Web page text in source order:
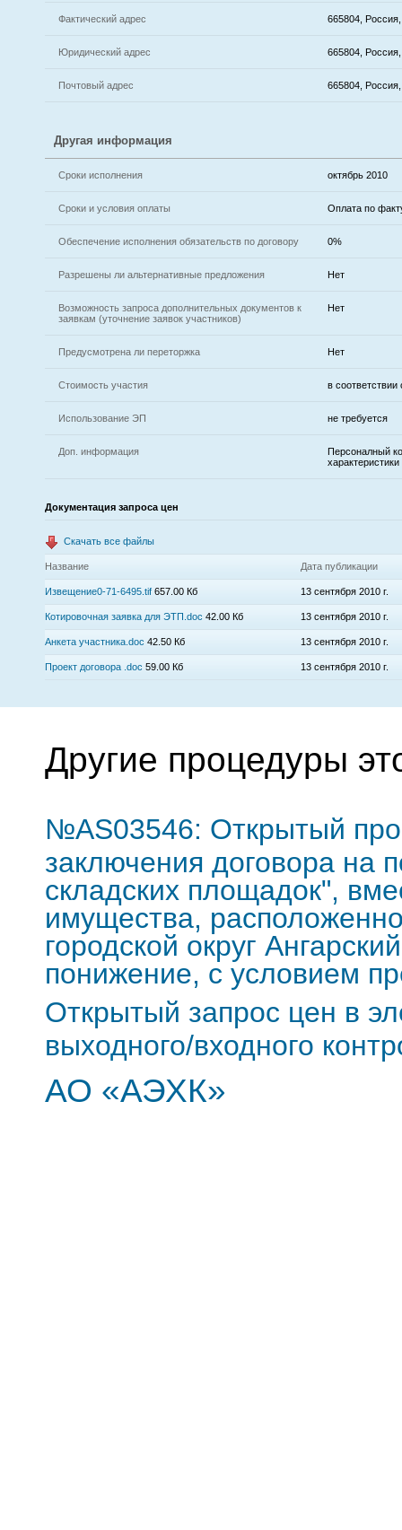
Фактический адрес 665804,
Юридический адрес 665804,
Почтовый адрес 665804,
Другая информация
Сроки исполнения октябрь 2010
Сроки и условия оплаты Оплата по
Обеспечение исполнения обязательств по договору 0%
Разрешены ли альтернативные предложения Нет
Возможность запроса дополнительных документов к
заявкам (уточнение заявок участников)
Нет
Предусмотрена ли переторжка Нет
Стоимость участия в
Использование ЭП не требуется
Доп. информация
Персоналный
Документация запроса цен
Скачать все файлы
Название Дата публикации
Извещение0-71-6495.tif 657.00 Кб 13 сентября 2010 г.
Котировочная заявка для ЭТП.doc 42.00 Кб 13 сентября 2010 г.
Анкета участника.doc 42.50 Кб 13 сентября 2010 г.
Проект договора .doc 59.00 Кб 13 сентября 2010 г.
Другие процедуры
№AS03546: Открытый
заключения договора на
складских площадок",
имущества,
городской округ
понижение, с условием
Открытый запрос цен в
выходного/входного
АО «АЭХК»